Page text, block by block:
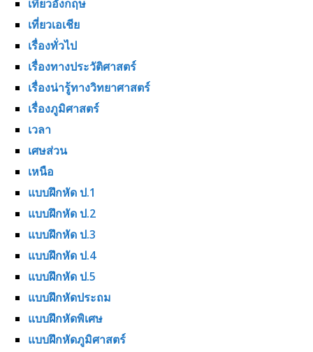
เที่ยวอังกฤษ
เที่ยวเอเชีย
เรื่องทั่วไป
เรื่องทางประวัติศาสตร์
เรื่องน่ารู้ทางวิทยาศาสตร์
เรื่องภูมิศาสตร์
เวลา
เศษส่วน
เหนือ
แบบฝึกหัด ป.1
แบบฝึกหัด ป.2
แบบฝึกหัด ป.3
แบบฝึกหัด ป.4
แบบฝึกหัด ป.5
แบบฝึกหัดประถม
แบบฝึกหัดพิเศษ
แบบฝึกหัดภูมิศาสตร์